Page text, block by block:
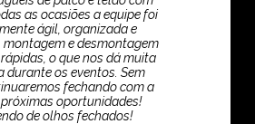
as ocasiões a equipe foi
ágil, organizada e
montagem e desmontagem
o que nos dá muita
durante os eventos. Sem
fechando com a
oportunidades!
de olhos fechados!